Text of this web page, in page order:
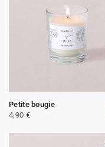
Petite bougie
4,90 €